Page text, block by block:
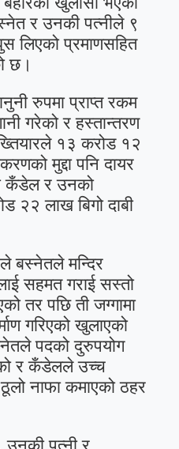
र उनकी पत्नीले ९
लिएको प्रमाणसहित
छ।
रुपमा प्राप्त रकम
गरेको र हस्तान्तरण
१३ करोड १२
मुद्दा पनि दायर
कँडेल र उनको
२२ लाख बिगो दाबी
बस्नेतले मन्दिर
सहमत गराई सस्तो
तर पछि ती जग्गामा
गरिएको खुलाएको
पदको दुरुपयोग
र कँडेलले उच्च
ठूलो नाफा कमाएको ठहर